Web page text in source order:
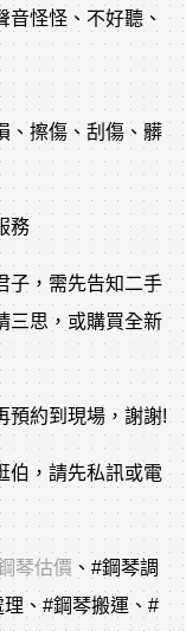
音怪怪、不好聽、
、擦傷、刮傷、髒
務
子，需先告知二手
三思，或購買全新
預約到現場，謝謝!
伯，請先私訊或電
琴估價 、 #鋼琴調
理、#鋼琴搬運、#